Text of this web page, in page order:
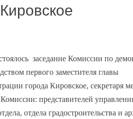
заседание Комиссии по
первого заместителя главы
города Кировское, секретаря
представителей
отдела градостроительства и